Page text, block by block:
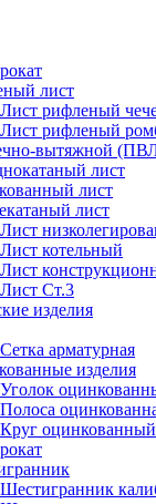
лист
Лист рифленый
Лист рифленый
вытяжной
лист
лист
лист
Лист
Лист котельный
Лист
Лист Ст.3
изделия
Сетка арматурная
изделия
Уголок
Полоса
Круг оцинкованный
Шестигранник